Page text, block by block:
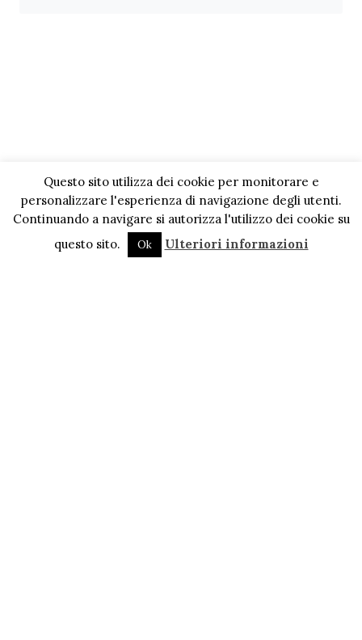
Questo sito utilizza dei cookie per monitorare e
personalizzare l'esperienza di navigazione degli utenti.
Continuando a navigare si autorizza l'utilizzo dei cookie su
questo sito.
Ok Ulteriori informazioni